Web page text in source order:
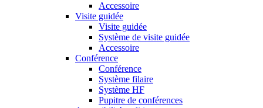
Accessoire
Visite guidée
Visite guidée
Système de visite guidée
Accessoire
Conférence
Conférence
Système filaire
Système HF
Pupitre de conférences